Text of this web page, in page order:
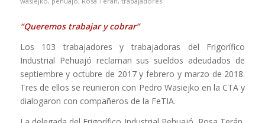
“Queremos trabajar y cobrar”
Los 103 trabajadores y trabajadoras del Frigorífico
Industrial Pehuajó reclaman sus sueldos adeudados de
septiembre y octubre de 2017 y febrero y marzo de 2018.
Tres de ellos se reunieron con Pedro Wasiejko en la CTA y
dialogaron con compañeros de la FeTIA.